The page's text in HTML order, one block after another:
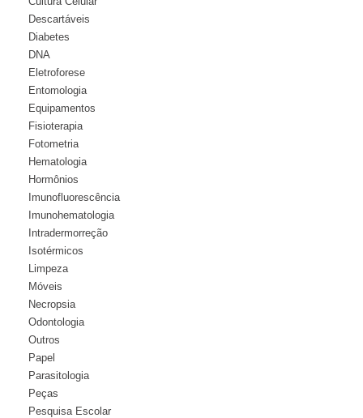
Descartáveis
Diabetes
DNA
Eletroforese
Entomologia
Equipamentos
Fisioterapia
Fotometria
Hematologia
Hormônios
Imunofluorescência
Imunohematologia
Intradermorreção
Isotérmicos
Limpeza
Móveis
Necropsia
Odontologia
Outros
Papel
Parasitologia
Peças
Pesquisa Escolar